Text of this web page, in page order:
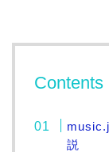
Contents
説